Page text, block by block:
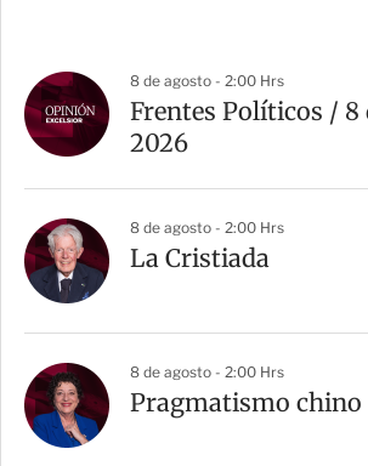
8 de agosto - 2:00 Hrs
Frentes Políticos / 8
2026
8 de agosto - 2:00 Hrs
La Cristiada
8 de agosto - 2:00 Hrs
Pragmatismo chino